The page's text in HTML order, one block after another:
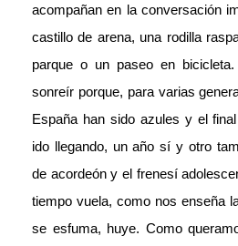
acompañan en la conversación
castillo de arena, una rodilla
parque o un paseo en
sonreír porque, para varias
España han sido azules y el
ido llegando, un año sí y otro
de acordeón y el frenesí
tiempo vuela, como nos enseña
se esfuma, huye. Como